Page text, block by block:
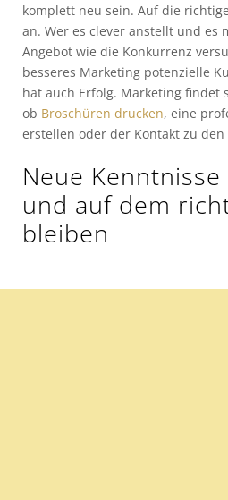
komplett neu sein. Auf die
an. Wer es clever anstellt und es
Angebot wie die Konkurrenz
besseres Marketing potenzielle
hat auch Erfolg. Marketing findet
ob Broschüren drucken, eine
erstellen oder der Kontakt zu
Neue
und auf dem
bleiben